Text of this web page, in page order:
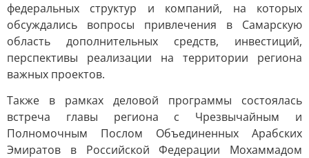
федеральных структур и компаний, на которых
обсуждались вопросы привлечения в Самарскую
область дополнительных средств, инвестиций,
перспективы реализации на территории региона
важных проектов.
Также в рамках деловой программы состоялась
встреча главы региона с Чрезвычайным и
Полномочным Послом Объединенных Арабских
Эмиратов в Российской Федерации Мохаммадом